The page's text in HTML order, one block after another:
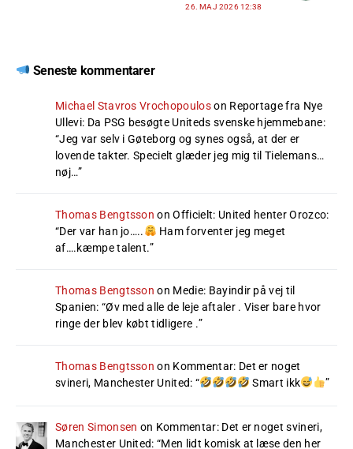
26. MAJ 2026 12:38
Seneste kommentarer
Michael Stavros Vrochopouloson Reportage fra Nye
Ullevi: Da PSG besøgte Uniteds svenske hjemmebane:
“Jeg var selv i Gøteborg og synes også, at der er
lovende takter. Specielt glæder jeg mig til Tielemans…
nøj…”
Thomas Bengtsson onOfficielt: United henter Orozco:
“Der var han jo…..
Ham forventer jeg meget
af….kæmpe talent.”
Thomas Bengtsson on Medie: Bayindir på vej til
Spanien: “Øv med alle de leje aftaler . Viser bare hvor
ringe der blev købt tidligere .”
Thomas Bengtsson on Kommentar: Det er noget
svineri, Manchester United: “ Smart ikk ”
Søren Simonsen on Kommentar: Det er noget svineri,
Manchester United: “Men lidt komisk at læse den her